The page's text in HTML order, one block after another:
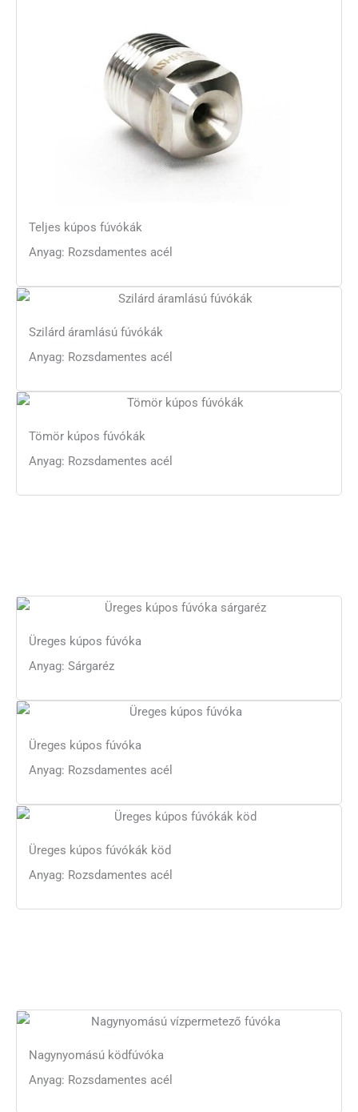
Teljes kúpos fúvókák
Anyag: Rozsdamentes acél
Szilárd áramlású fúvókák
Anyag: Rozsdamentes acél
Tömör kúpos fúvókák
Anyag: Rozsdamentes acél
Üreges kúpos fúvóka
Anyag: Sárgaréz
Üreges kúpos fúvóka
Anyag: Rozsdamentes acél
Üreges kúpos fúvókák köd
Anyag: Rozsdamentes acél
Nagynyomású ködfúvóka
Anyag: Rozsdamentes acél